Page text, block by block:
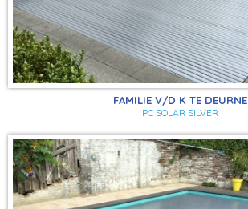
FAMILIE V/D K TE DEURNE
PC SOLAR SILVER